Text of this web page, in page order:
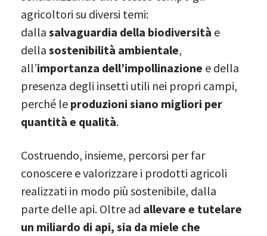
agricoltori su diversi temi:
dalla salvaguardia della biodiversità e
della sostenibilità ambientale,
all’importanza dell’impollinazione e della
presenza degli insetti utili nei propri campi,
perché le produzioni siano migliori per
quantità e qualità.
Costruendo, insieme, percorsi per far
conoscere e valorizzare i prodotti agricoli
realizzati in modo più sostenibile, dalla
parte delle api. Oltre ad allevare e tutelare
un miliardo di api, sia da miele che